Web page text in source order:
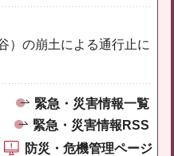
）の崩土による通行止に
緊急・災害情報一覧
緊急・災害情報RSS
防災・危機管理ページ